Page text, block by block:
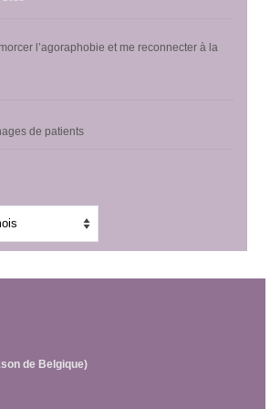
l’agoraphobie et me reconnecter à la
de patients
de Belgique)